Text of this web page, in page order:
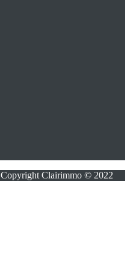
Copyright Clairimmo © 2022